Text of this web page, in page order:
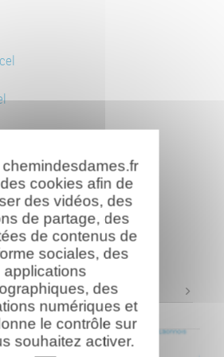
cookies afin de
des vidéos, des
de partage, des
de contenus de
sociales, des
applications
des
numériques et
le contrôle sur
souhaitez activer.